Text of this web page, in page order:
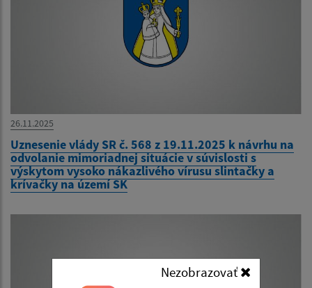
Nezobrazovať
26.11.2025
Uznesenie vlády SR č. 568 z 19.11.2025 k návrhu na
odvolanie mimoriadnej situácie v súvislosti s
výskytom vysoko nákazlivého vírusu slintačky a
krívačky na území SK